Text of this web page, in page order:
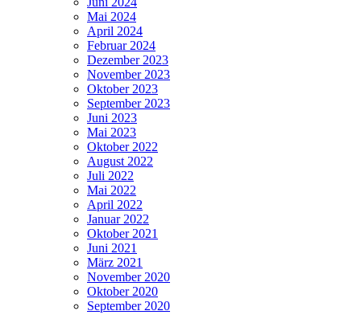
Mai 2024
April 2024
Februar 2024
Dezember 2023
November 2023
Oktober 2023
September 2023
Juni 2023
Mai 2023
Oktober 2022
August 2022
Juli 2022
Mai 2022
April 2022
Januar 2022
Oktober 2021
Juni 2021
März 2021
November 2020
Oktober 2020
September 2020